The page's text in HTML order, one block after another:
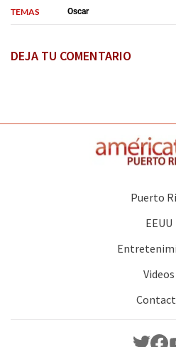
TEMAS Oscar
DEJA TU COMENTARIO
Puerto
EEUU
Videos